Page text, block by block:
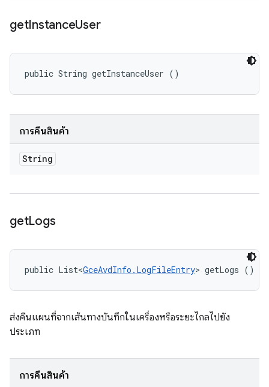
getInstanceUser
public String getInstanceUser ()
การคืนสินค้า
String
getLogs
public List<GceAvdInfo.LogFileEntry> getLogs ()
ส่งคืนแผนที่จากเส้นทางบันทึกในเครื่องหรือระยะไกลไปยัง
ประเภท
การคืนสินค้า